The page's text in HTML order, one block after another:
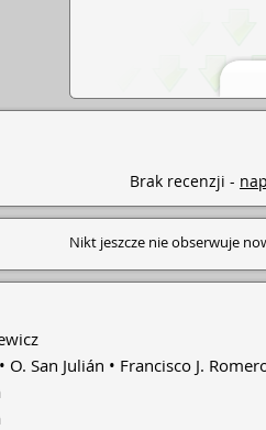
Brak recenzji -
Nikt jeszcze nie obserwuje
O. San Julián Francisco J.